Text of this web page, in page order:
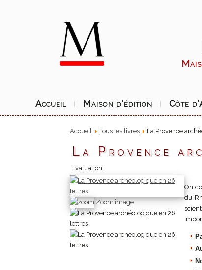
Accueil Maison d'édition Côte
Accueil Tous les livres La Provence
La Provence
Evaluation:
Zoom image
On
du-